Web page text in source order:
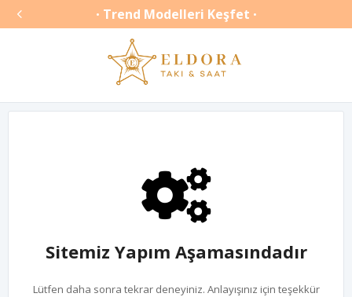
 • Trend Modelleri Keşfet •
Sitemiz Yapım Aşamasındadır
Lütfen daha sonra tekrar deneyiniz. Anlayışınız için teşekkür